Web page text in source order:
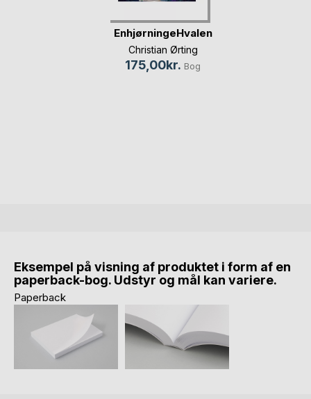
EnhjørningeHvalen
Christian Ørting
175,00kr. Bog
Eksempel på visning af produktet i form af en
paperback-bog. Udstyr og mål kan variere.
Paperback